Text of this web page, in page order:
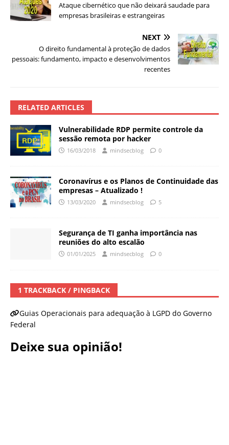
Ataque cibernético que não deixará saudade para
empresas brasileiras e estrangeiras
NEXT
O direito fundamental à proteção de dados
pessoais: fundamento, impacto e desenvolvimentos
recentes
RELATED ARTICLES
Vulnerabilidade RDP permite controle da
sessão remota por hacker
16/03/2018 mindsecblog 0
Coronavírus e os Planos de Continuidade das
empresas – Atualizado !
13/03/2020 mindsecblog 5
Segurança de TI ganha importância nas
reuniões do alto escalão
01/01/2025 mindsecblog 0
1 TRACKBACK / PINGBACK
Guias Operacionais para adequação à LGPD do Governo
Federal
Deixe sua opinião!